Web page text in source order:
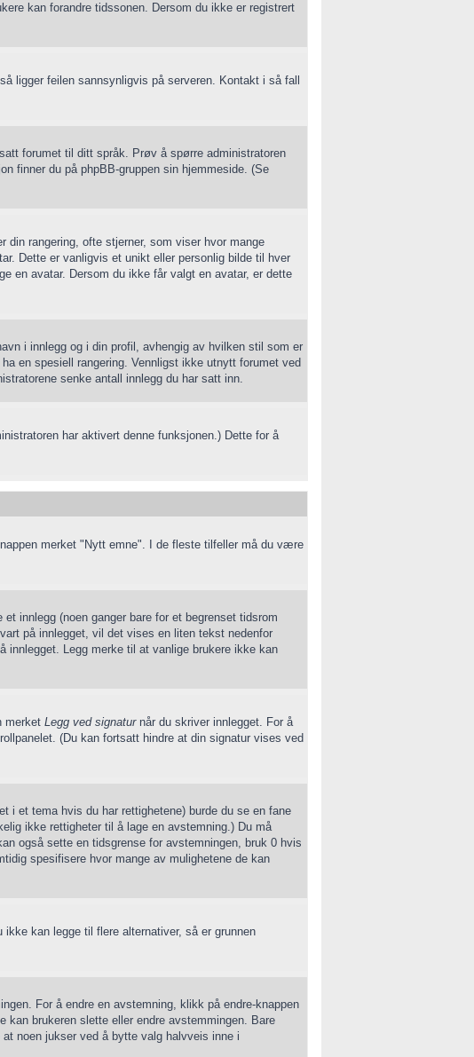
kan forandre tidssonen. Dersom du ikke er registrert
ligger feilen sannsynligvis på serveren. Kontakt i så fall
forumet til ditt språk. Prøv å spørre administratoren
finner du på phpBB-gruppen sin hjemmeside. (Se
rangering, ofte stjerner, som viser hvor mange
Dette er vanligvis et unikt eller personlig bilde til hver
en avatar. Dersom du ikke får valgt en avatar, er dette
i innlegg og i din profil, avhengig av hvilken stil som er
en spesiell rangering. Vennligst ikke utnytt forumet ved
senke antall innlegg du har satt inn.
har aktivert denne funksjonen.) Dette for å
merket "Nytt emne". I de fleste tilfeller må du være
innlegg (noen ganger bare for et begrenset tidsrom
på innlegget, vil det vises en liten tekst nedenfor
innlegget. Legg merke til at vanlige brukere ikke kan
merket Legg ved signaturnår du skriver innlegget. For å
(Du kan fortsatt hindre at din signatur vises ved
i et tema hvis du har rettighetene) burde du se en fane
ikke rettigheter til å lage en avstemning.) Du må
også sette en tidsgrense for avstemningen, bruk 0 hvis
spesifisere hvor mange av mulighetene de kan
kan legge til flere alternativer, så er grunnen
For å endre en avstemning, klikk på endre-knappen
kan brukeren slette eller endre avstemmingen. Bare
noen jukser ved å bytte valg halvveis inne i